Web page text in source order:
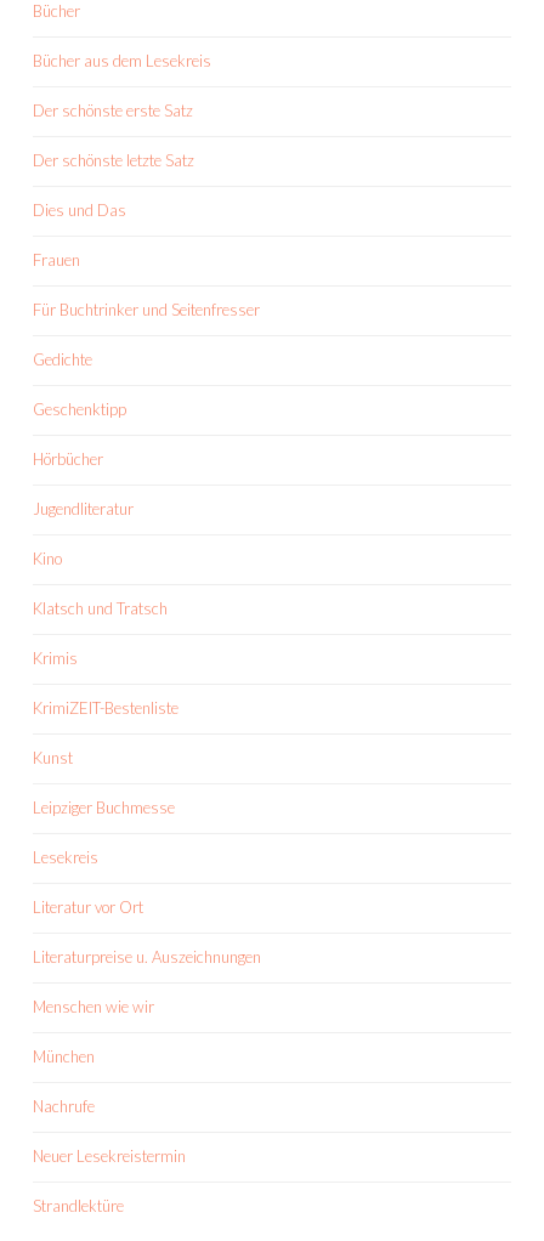
Bücher
Bücher aus dem Lesekreis
Der schönste erste Satz
Der schönste letzte Satz
Dies und Das
Frauen
Für Buchtrinker und Seitenfresser
Gedichte
Geschenktipp
Hörbücher
Jugendliteratur
Kino
Klatsch und Tratsch
Krimis
KrimiZEIT-Bestenliste
Kunst
Leipziger Buchmesse
Lesekreis
Literatur vor Ort
Literaturpreise u. Auszeichnungen
Menschen wie wir
München
Nachrufe
Neuer Lesekreistermin
Strandlektüre